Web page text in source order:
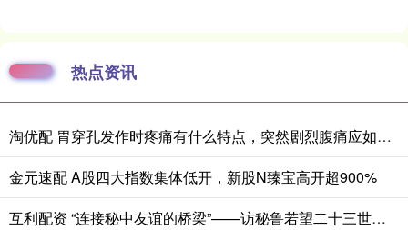
热点资讯
淘优配 胃穿孔发作时疼痛有什么特点，突然剧烈腹痛应如何紧急处理
金元速配 A股四大指数集体低开，新股N臻宝高开超900%
互利配资 “连接秘中友谊的桥梁”——访秘鲁若望二十三世秘中学校校长帕扬